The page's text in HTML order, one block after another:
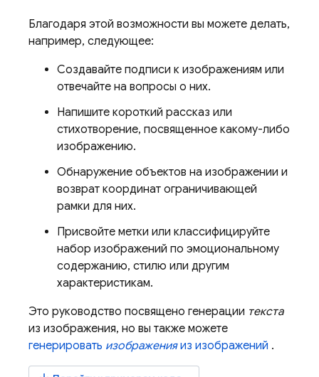
Благодаря этой возможности вы можете делать,
например, следующее:
Создавайте подписи к изображениям или
отвечайте на вопросы о них.
Напишите короткий рассказ или
стихотворение, посвященное какому-либо
изображению.
Обнаружение объектов на изображении и
возврат координат ограничивающей
рамки для них.
Присвойте метки или классифицируйте
набор изображений по эмоциональному
содержанию, стилю или другим
характеристикам.
Это руководство посвящено генерации текста
из изображения, но вы также можете
генерировать изображенияиз изображений .